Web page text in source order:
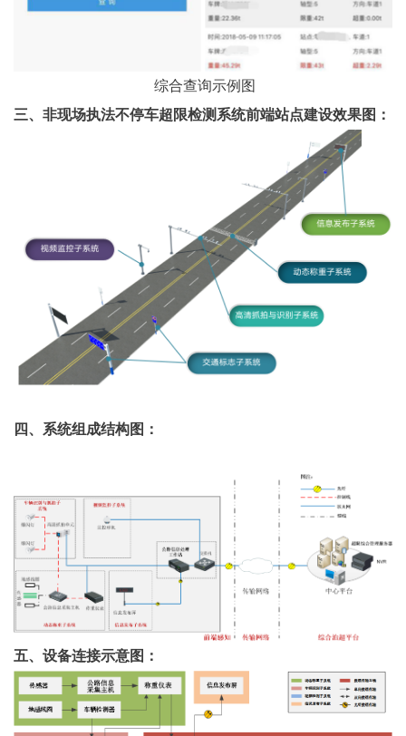
综合查询示例图
三、 非现场执法不停车超限检测系统前端站点建设效果图 ：
四、 系统组成结构图 ：
五、设备连接示意图：